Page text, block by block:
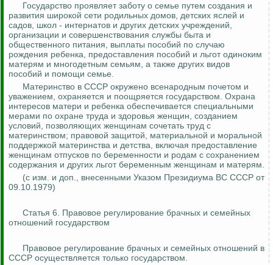
Государство проявляет заботу о семье путем создания и
развития широкой сети родильных домов, детских яслей и
садов, школ - интернатов и других детских учреждений,
организации и совершенствования службы быта и
общественного питания, выплаты пособий по случаю
рождения ребенка, предоставления пособий и льгот одиноким
матерям и многодетным семьям, а также других видов
пособий и помощи семье.
Материнство в СССР окружено всенародным почетом и
уважением, охраняется и поощряется государством. Охрана
интересов матери и ребенка обеспечивается специальными
мерами по охране труда и здоровья женщин, созданием
условий, позволяющих женщинам сочетать труд с
материнством; правовой защитой, материальной и моральной
поддержкой материнства и детства, включая предоставление
женщинам отпусков по беременности и родам с сохранением
содержания и других льгот беременным женщинам и матерям.
(с изм. и доп., внесенными Указом Президиума ВС СССР от
09.10.1979)
Статья 6. Правовое регулирование брачных и семейных
отношений государством
Правовое регулирование брачных и семейных отношений в
СССР осуществляется только государством.